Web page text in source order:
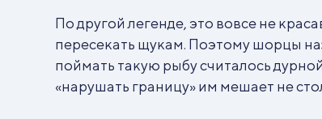
По другой легенде, это вовсе не
пересекать щукам. Поэтому шорцы
поймать такую рыбу считалось
«нарушать границу» им мешает не